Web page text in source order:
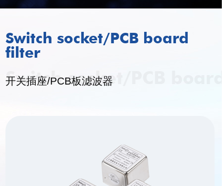
Switch socket/PCB board
filter
开关插座/PCB板滤波器
Switch socket/PCB